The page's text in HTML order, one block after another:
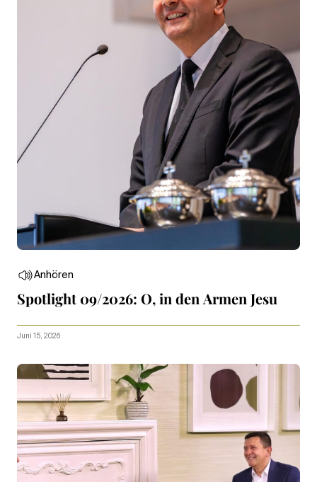
Anhören
Spotlight 09/2026: O, in den Armen Jesu
Juni 15, 2026